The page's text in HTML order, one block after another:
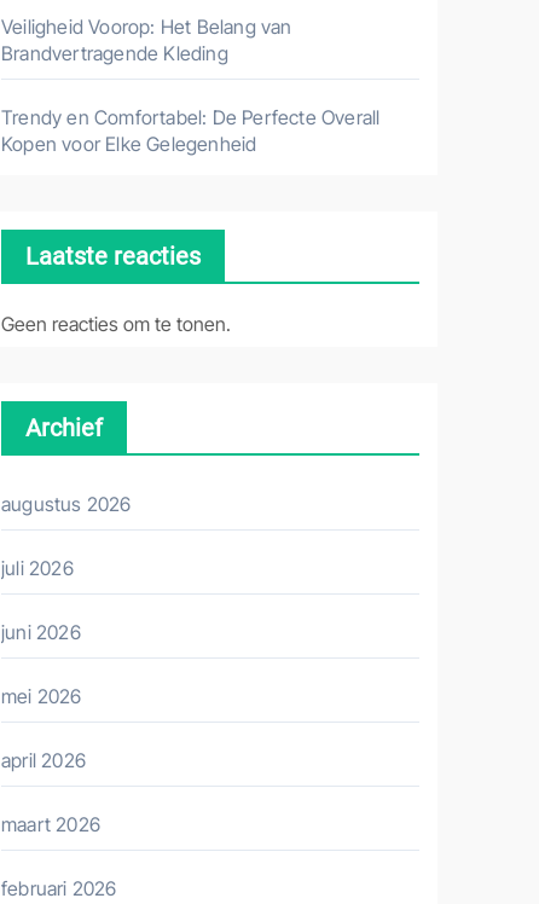
Veiligheid Voorop: Het Belang van
Brandvertragende Kleding
Trendy en Comfortabel: De Perfecte Overall
Kopen voor Elke Gelegenheid
Laatste reacties
Geen reacties om te tonen.
Archief
augustus 2026
juli 2026
juni 2026
mei 2026
april 2026
maart 2026
februari 2026